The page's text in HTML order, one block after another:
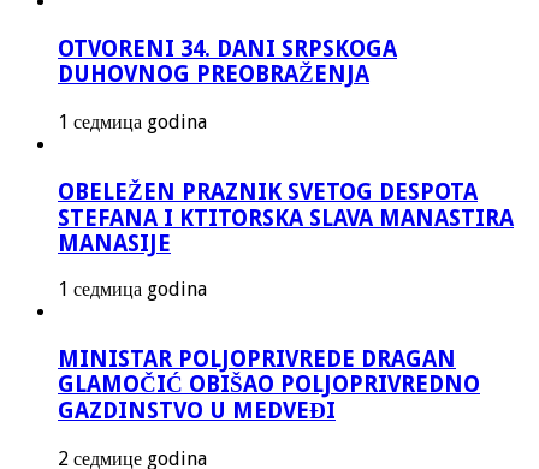
OTVORENI 34. DANI SRPSKOGA
DUHOVNOG PREOBRAŽENJA
1 седмица godina
OBELEŽEN PRAZNIK SVETOG DESPOTA
STEFANA I KTITORSKA SLAVA MANASTIRA
MANASIJE
1 седмица godina
MINISTAR POLJOPRIVREDE DRAGAN
GLAMOČIĆ OBIŠAO POLJOPRIVREDNO
GAZDINSTVO U MEDVEĐI
2 седмице godina